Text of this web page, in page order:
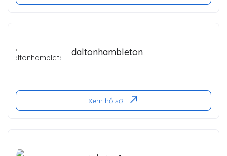
daltonhambleton
Xem hồ sơ